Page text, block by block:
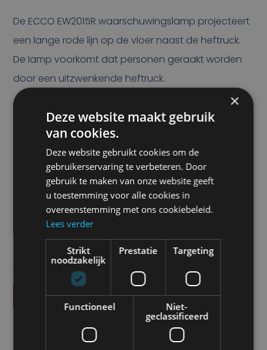
De ECCO EW2015R waarschuwingslamp projecteert
een lange rode lijn op de vloer naast de heftruck.
De lamp voorkomt dat personen geraakt worden
door een uitzwenkende heftruck.
Ook bij werkzaamheden waarbij graafmachines
ingezet worden, biedt de Red Line een duidelijke
waarschuwing voor omstanders.
125,00
Alle vermelde prijzen zijn exclusief btw tenzij anders
vermeld.
Vraag offerte aan
SPECIFICATIES
×
Deze website maakt gebruik
van cookies.
Deze website gebruikt cookies om de
gebruikerservaring te verbeteren. Door
gebruik te maken van onze website geeft
u toestemming voor alle cookies in
overeenstemming met ons cookiebeleid.
Lees verder
Strikt
noodzakelijk
Prestatie Targeting
Functioneel
Niet-
geclassificeerd